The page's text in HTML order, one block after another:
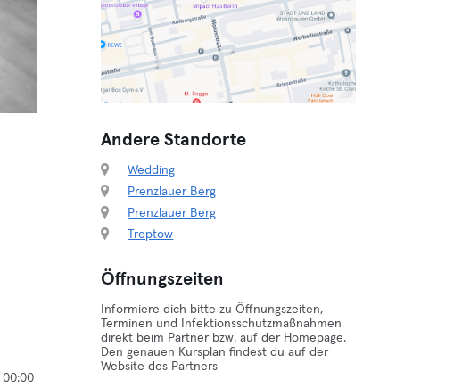
00:00
Andere Standorte
Wedding
Prenzlauer Berg
Prenzlauer Berg
Treptow
Öffnungszeiten
Informiere dich bitte zu Öffnungszeiten,
Terminen und Infektionsschutzmaßnahmen
direkt beim Partner bzw. auf der Homepage.
Den genauen Kursplan findest du auf der
Website des Partners